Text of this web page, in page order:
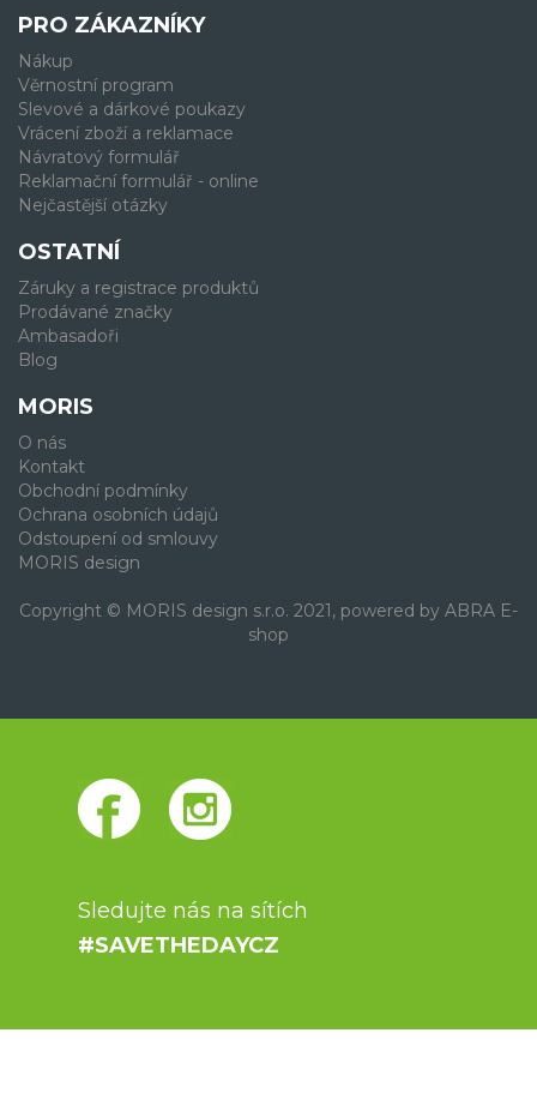
PRO ZÁKAZNÍKY
Nákup
Věrnostní program
Slevové a dárkové poukazy
Vrácení zboží a reklamace
Návratový formulář
Reklamační formulář - online
Nejčastější otázky
OSTATNÍ
Záruky a registrace produktů
Prodávané značky
Ambasadoři
Blog
MORIS
O nás
Kontakt
Obchodní podmínky
Ochrana osobních údajů
Odstoupení od smlouvy
MORIS design
Copyright © MORIS design s.r.o. 2021, powered by ABRA E-
shop
Sledujte nás na sítích
#SAVETHEDAYCZ